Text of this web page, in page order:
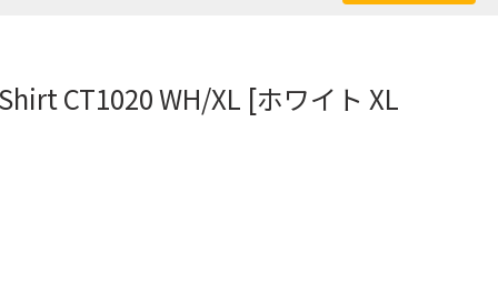
Shirt CT1020 WH/XL [ホワイト XL